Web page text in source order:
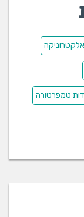
אלקטרוניקה
טמפרטורה